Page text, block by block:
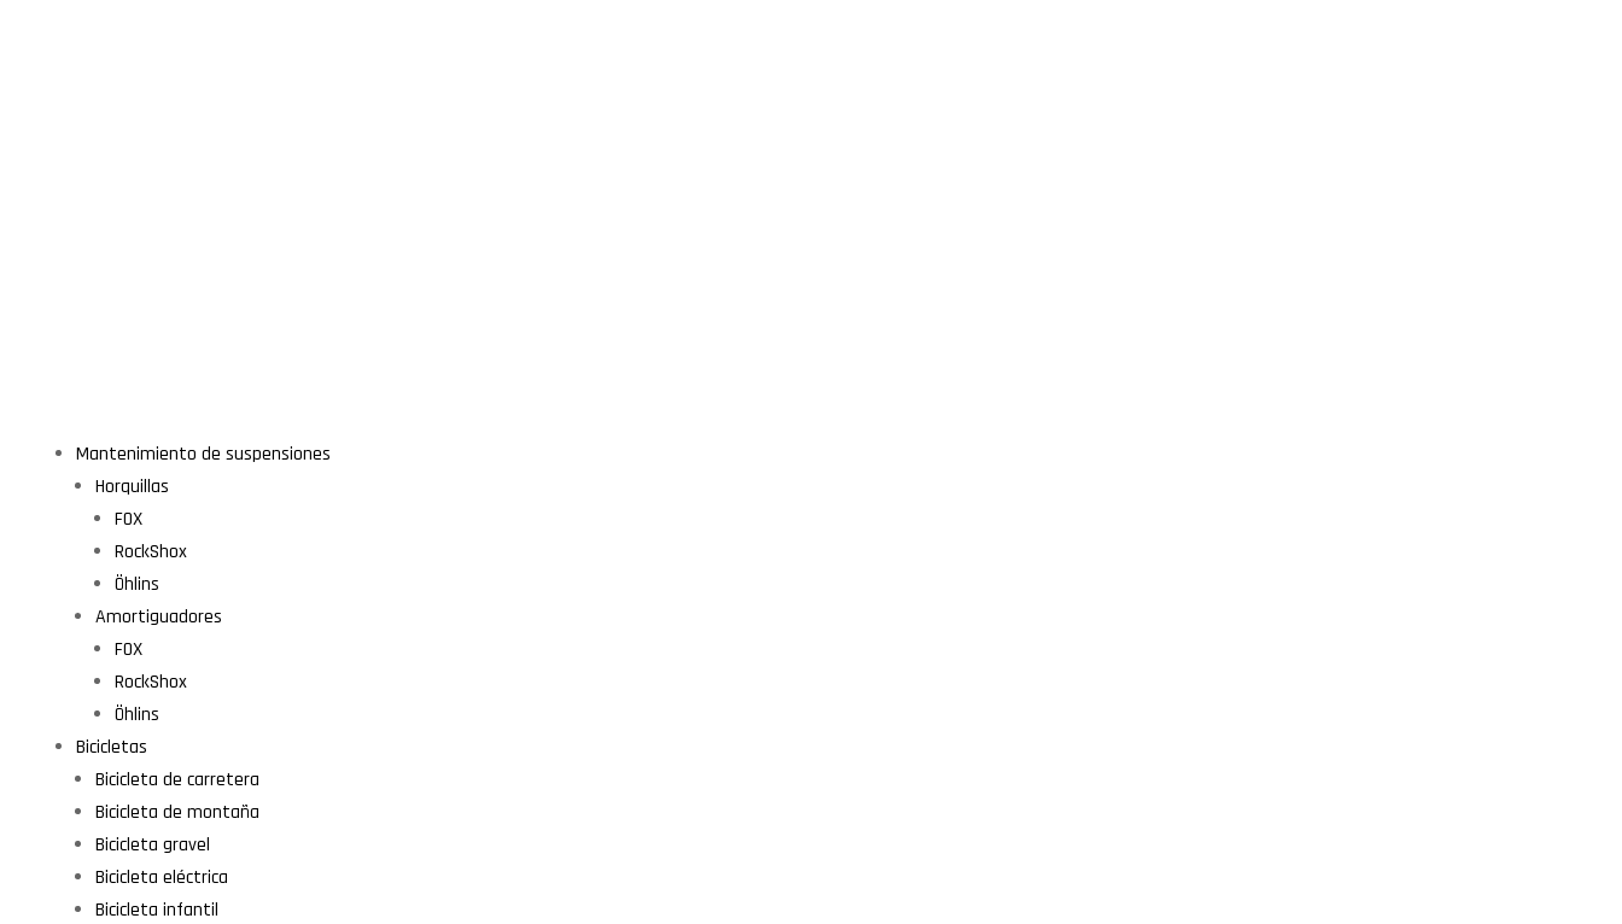
Mantenimiento de suspensiones
Horquillas
FOX
RockShox
Öhlins
Amortiguadores
FOX
RockShox
Öhlins
Bicicletas
Bicicleta de carretera
Bicicleta de montaña
Bicicleta gravel
Bicicleta eléctrica
Bicicleta infantil